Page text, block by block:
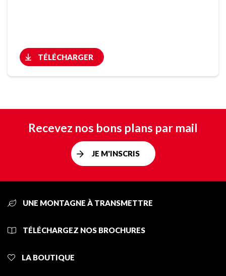
TÉLÉCHARGER
Recevez nos bons plans par mail
JE M'INSCRIS
UNE MONTAGNE À TRANSMETTRE
TÉLÉCHARGEZ NOS BROCHURES
LA BOUTIQUE